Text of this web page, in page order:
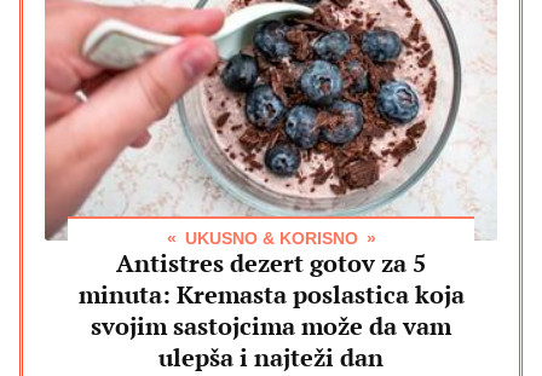
UKUSNO & KORISNO
Antistres dezert gotov za 5
minuta: Kremasta poslastica koja
svojim sastojcima može da vam
ulepša i najteži dan